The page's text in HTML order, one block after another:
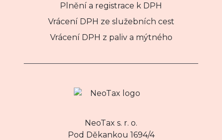
Plnění a registrace k DPH
Vrácení DPH ze služebních cest
Vrácení DPH z paliv a mýtného
NeoTax s. r. o.
Pod Děkankou 1694/4